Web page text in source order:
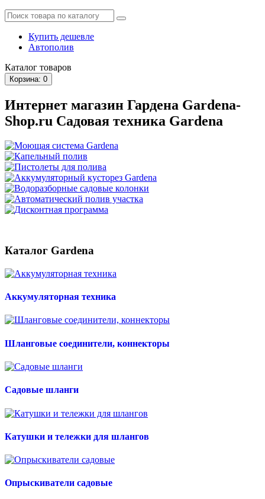
Купить дешевле
Автополив
Каталог товаров
Корзина: 0
Интернет магазин Гардена Gardena-
Shop.ru Садовая техника Gardena
Каталог Gardena
Аккумуляторная техника
Шланговые соединители, коннекторы
Садовые шланги
Катушки и тележки для шлангов
Опрыскиватели садовые